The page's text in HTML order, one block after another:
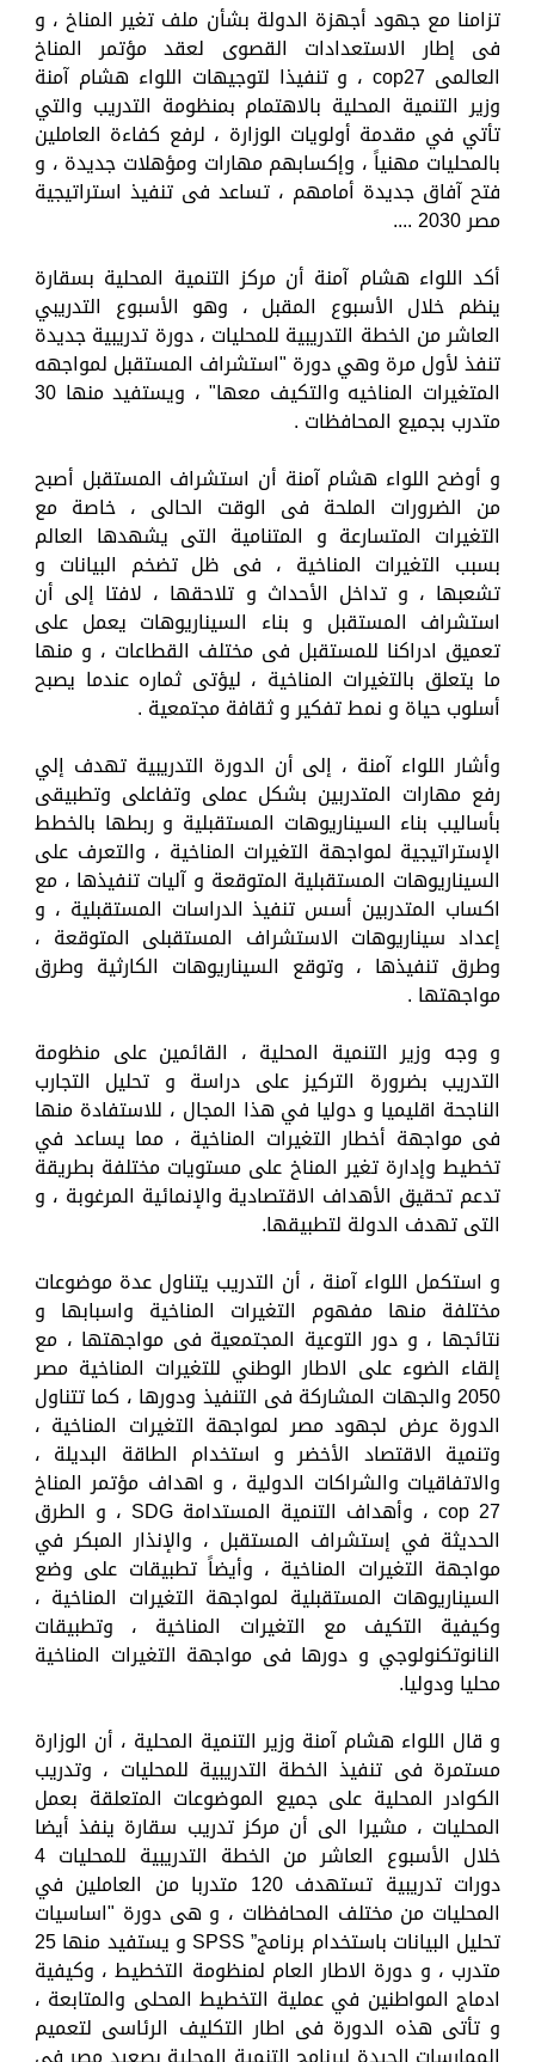
تزامنا مع جهود أجهزة الدولة بشأن ملف تغير المناخ ، و
فى إطار الاستعدادات القصوى لعقد مؤتمر المناخ
العالمى cop27 ، و تنفيذا لتوجيهات اللواء هشام آمنة
وزير التنمية المحلية بالاهتمام بمنظومة التدريب والتي
تأتي في مقدمة أولويات الوزارة ، لرفع كفاءة العاملين
بالمحليات مهنياً ، وإكسابهم مهارات ومؤهلات جديدة ، و
فتح آفاق جديدة أمامهم ، تساعد فى تنفيذ استراتيجية
مصر 2030 ....
أكد اللواء هشام آمنة أن مركز التنمية المحلية بسقارة
ينظم خلال الأسبوع المقبل ، وهو الأسبوع التدريبي
العاشر من الخطة التدريبية للمحليات ، دورة تدريبية جديدة
تنفذ لأول مرة وهي دورة "استشراف المستقبل لمواجهه
المتغيرات المناخيه والتكيف معها" ، ويستفيد منها 30
متدرب بجميع المحافظات .
و أوضح اللواء هشام آمنة أن استشراف المستقبل أصبح
من الضرورات الملحة فى الوقت الحالى ، خاصة مع
التغيرات المتسارعة و المتنامية التى يشهدها العالم
بسبب التغيرات المناخية ، فى ظل تضخم البيانات و
تشعبها ، و تداخل الأحداث و تلاحقها ، لافتا إلى أن
استشراف المستقبل و بناء السيناريوهات يعمل على
تعميق ادراكنا للمستقبل فى مختلف القطاعات ، و منها
ما يتعلق بالتغيرات المناخية ، ليؤتى ثماره عندما يصبح
أسلوب حياة و نمط تفكير و ثقافة مجتمعية .
وأشار اللواء آمنة ، إلى أن الدورة التدريبية تهدف إلي
رفع مهارات المتدربين بشكل عملى وتفاعلى وتطبيقى
بأساليب بناء السيناريوهات المستقبلية و ربطها بالخطط
الإستراتيجية لمواجهة التغيرات المناخية ، والتعرف على
السيناريوهات المستقبلية المتوقعة و آليات تنفيذها ، مع
اكساب المتدربين أسس تنفيذ الدراسات المستقبلية ، و
إعداد سيناريوهات الاستشراف المستقبلى المتوقعة ،
وطرق تنفيذها ، وتوقع السيناريوهات الكارثية وطرق
مواجهتها .
و وجه وزير التنمية المحلية ، القائمين على منظومة
التدريب بضرورة التركيز على دراسة و تحليل التجارب
الناجحة اقليميا و دوليا في هذا المجال ، للاستفادة منها
فى مواجهة أخطار التغيرات المناخية ، مما يساعد في
تخطيط وإدارة تغير المناخ على مستويات مختلفة بطريقة
تدعم تحقيق الأهداف الاقتصادية والإنمائية المرغوبة ، و
التى تهدف الدولة لتطبيقها.
و استكمل اللواء آمنة ، أن التدريب يتناول عدة موضوعات
مختلفة منها مفهوم التغيرات المناخية واسبابها و
نتائجها ، و دور التوعية المجتمعية فى مواجهتها ، مع
إلقاء الضوء على الاطار الوطني للتغيرات المناخية مصر
2050 والجهات المشاركة فى التنفيذ ودورها ، كما تتناول
الدورة عرض لجهود مصر لمواجهة التغيرات المناخية ،
وتنمية الاقتصاد الأخضر و استخدام الطاقة البديلة ،
والاتفاقيات والشراكات الدولية ، و اهداف مؤتمر المناخ
cop 27 ، وأهداف التنمية المستدامة SDG ، و الطرق
الحديثة في إستشراف المستقبل ، والإنذار المبكر في
مواجهة التغيرات المناخية ، وأيضاً تطبيقات على وضع
السيناريوهات المستقبلية لمواجهة التغيرات المناخية ،
وكيفية التكيف مع التغيرات المناخية ، وتطبيقات
النانوتكنولوجي و دورها فى مواجهة التغيرات المناخية
محليا ودوليا.
و قال اللواء هشام آمنة وزير التنمية المحلية ، أن الوزارة
مستمرة فى تنفيذ الخطة التدريبية للمحليات ، وتدريب
الكوادر المحلية على جميع الموضوعات المتعلقة بعمل
المحليات ، مشيرا الى أن مركز تدريب سقارة ينفذ أيضا
خلال الأسبوع العاشر من الخطة التدريبية للمحليات 4
دورات تدريبية تستهدف 120 متدربا من العاملين في
المحليات من مختلف المحافظات ، و هى دورة "اساسيات
تحليل البيانات باستخدام برنامج” SPSS و يستفيد منها 25
متدرب ، و دورة الاطار العام لمنظومة التخطيط ، وكيفية
ادماج المواطنين في عملية التخطيط المحلى والمتابعة ،
و تأتى هذه الدورة فى اطار التكليف الرئاسى لتعميم